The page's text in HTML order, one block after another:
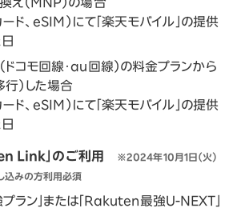
ド、eSIM）にて「楽天モバイル」の提供
ドコモ回線・au回線）の料金プランから
行）した場合
ド、eSIM）にて「楽天モバイル」の提供
Link」のご利用
※2024年10月1日（火）
込みの方利用必須
ラン」または「Rakuten最強U-NEXT」